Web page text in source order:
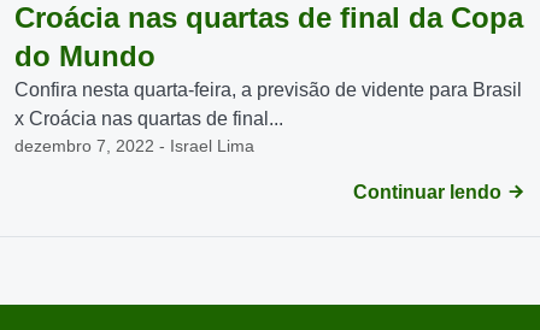
Croácia nas quartas de final da Copa
do Mundo
Confira nesta quarta-feira, a previsão de vidente para Brasil
x Croácia nas quartas de final...
dezembro 7, 2022 - Israel Lima
Continuar lendo